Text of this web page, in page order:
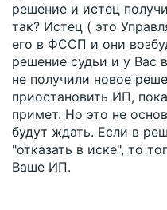
решение и истец
так? Истец ( это
его в ФССП и они
решение судьи и у Вас
не получили новое
приостановить ИП,
примет. Но это не
будут ждать. Если в
"отказать в иске", то
Ваше ИП.